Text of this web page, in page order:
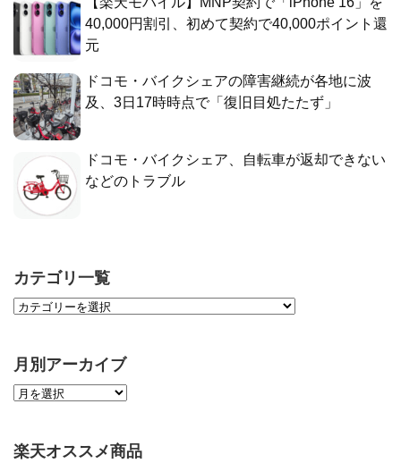
40,000円割引、初めて契約で40,000ポイント還
元
ドコモ・バイクシェアの障害継続が各地に波
及、3日17時時点で「復旧目処たたず」
ドコモ・バイクシェア、自転車が返却できない
などのトラブル
カテゴリ一覧
月別アーカイブ
楽天オススメ商品